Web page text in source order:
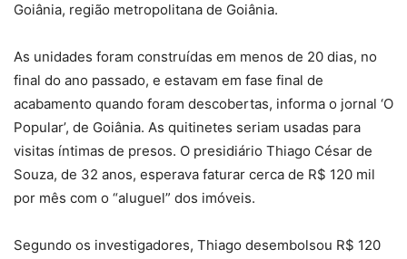
Goiânia, região metropolitana de Goiânia.
As unidades foram construídas em menos de 20 dias, no
final do ano passado, e estavam em fase final de
acabamento quando foram descobertas, informa o jornal ‘O
Popular’, de Goiânia. As quitinetes seriam usadas para
visitas íntimas de presos. O presidiário Thiago César de
Souza, de 32 anos, esperava faturar cerca de R$ 120 mil
por mês com o “aluguel” dos imóveis.
Segundo os investigadores, Thiago desembolsou R$ 120